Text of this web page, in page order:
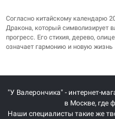
Согласно китайскому календарю
Дракона, который символизирует
прогресс. Его стихия, дерево,
означает гармонию и новую жизнь
"У Валерончика" - интернет-
в Москве, где
Наши специалисты такие же